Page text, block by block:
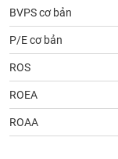
BVPS cơ bản
P/E cơ bản
ROS
ROEA
ROAA